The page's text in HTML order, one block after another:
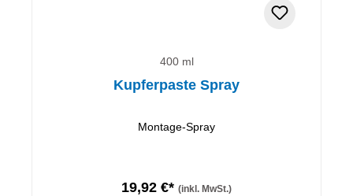
400 ml
Kupferpaste Spray
Montage-Spray
19,92 €* (inkl. MwSt.)